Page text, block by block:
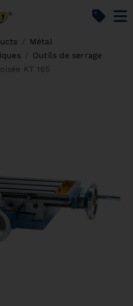
Métal
Outils de serrage
KT 165